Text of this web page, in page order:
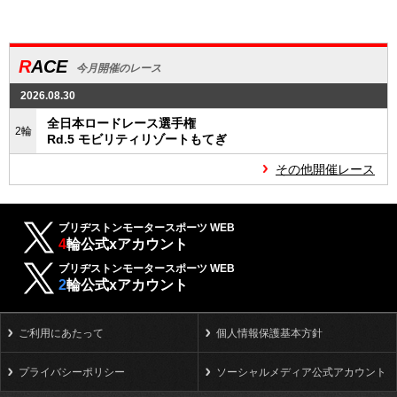
RACE 今月開催のレース
2026.08.30
2輪
全日本ロードレース選手権
Rd.5 モビリティリゾートもてぎ
その他開催レース
ブリヂストンモータースポーツ WEB
4輪公式xアカウント
ブリヂストンモータースポーツ WEB
2輪公式xアカウント
ご利用にあたって 個人情報保護基本方針
プライバシーポリシー ソーシャルメディア公式アカウント